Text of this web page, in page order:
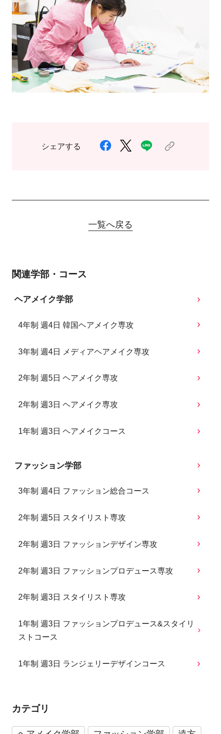
シェアする
一覧へ戻る
関連学部・コース
ヘアメイク学部
4年制 週4日 韓国ヘアメイク専攻
3年制 週4日 メディアヘアメイク専攻
2年制 週5日 ヘアメイク専攻
2年制 週3日 ヘアメイク専攻
1年制 週3日 ヘアメイクコース
ファッション学部
3年制 週4日 ファッション総合コース
2年制 週5日 スタイリスト専攻
2年制 週3日 ファッションデザイン専攻
2年制 週3日 ファッションプロデュース専攻
2年制 週3日 スタイリスト専攻
1年制 週3日 ファッションプロデュース&スタイリ
ストコース
1年制 週3日 ランジェリーデザインコース
カテゴリ